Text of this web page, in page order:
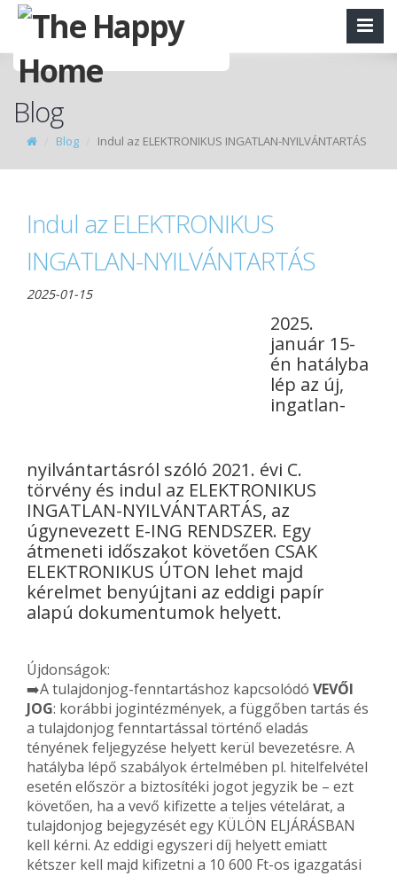
Blog
Blog Indul az ELEKTRONIKUS INGATLAN-NYILVÁNTARTÁS
Indul az ELEKTRONIKUS
INGATLAN-NYILVÁNTARTÁS
2025-01-15
2025.
január 15-
én hatályba
lép az új,
ingatlan-
nyilvántartásról szóló 2021. évi C.
törvény és indul az ELEKTRONIKUS
INGATLAN-NYILVÁNTARTÁS, az
úgynevezett E-ING RENDSZER. Egy
átmeneti időszakot követően CSAK
ELEKTRONIKUS ÚTON lehet majd
kérelmet benyújtani az eddigi papír
alapú dokumentumok helyett.
Újdonságok:
➡️A tulajdonjog-fenntartáshoz kapcsolódó VEVŐI
JOG: korábbi jogintézmények, a függőben tartás és
a tulajdonjog fenntartással történő eladás
tényének feljegyzése helyett kerül bevezetésre. A
hatályba lépő szabályok értelmében pl. hitelfelvétel
esetén először a biztosítéki jogot jegyzik be – ezt
követően, ha a vevő kifizette a teljes vételárat, a
tulajdonjog bejegyzését egy KÜLÖN ELJÁRÁSBAN
kell kérni. Az eddigi egyszeri díj helyett emiatt
kétszer kell majd kifizetni a 10 600 Ft-os igazgatási